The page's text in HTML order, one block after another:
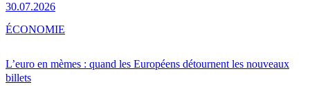
30.07.2026
L’euro en mèmes : quand les Européens détournent les nouveaux
billets
ÉCONOMIE